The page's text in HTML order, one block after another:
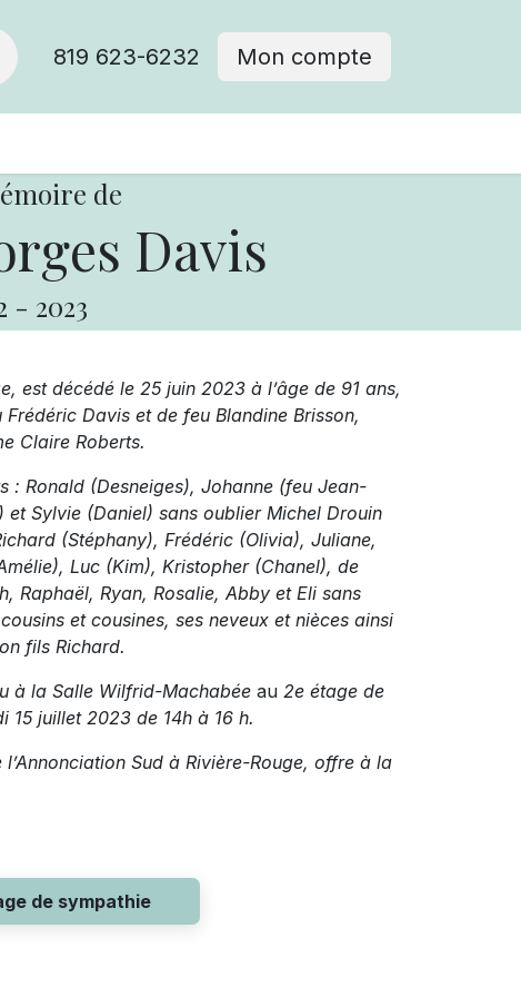
819 623-6232 Mon compte
de
Davis
- 2023
est décédé le 25 juin 2023 à l’âge de 91 ans,
Davis et de feu Blandine Brisson,
Claire Roberts.
: Ronald (Desneiges), Johanne (feu Jean-
Sylvie (Daniel) sans oublier Michel Drouin
(Stéphany), Frédéric (Olivia), Juliane,
Luc (Kim), Kristopher (Chanel), de
Raphaël, Ryan, Rosalie, Abby et Eli sans
et cousines, ses neveux et nièces ainsi
fils Richard.
à la Salle Wilfrid-Machabée au 2e étage de
15 juillet 2023 de 14h à 16 h.
Sud à Rivière-Rouge, offre à la
de sympathie